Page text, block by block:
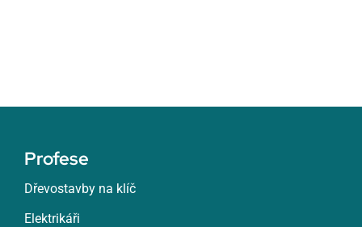
Profese
Dřevostavby na klíč
Elektrikáři